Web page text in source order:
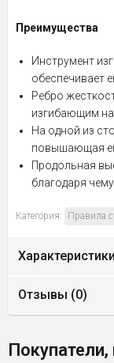
Преимущества
Инструмент
обеспечивает
Ребро
изгибающим
На одной из
повышающая
Продольная
благодаря
Категория: Правила
Отзывы (0)